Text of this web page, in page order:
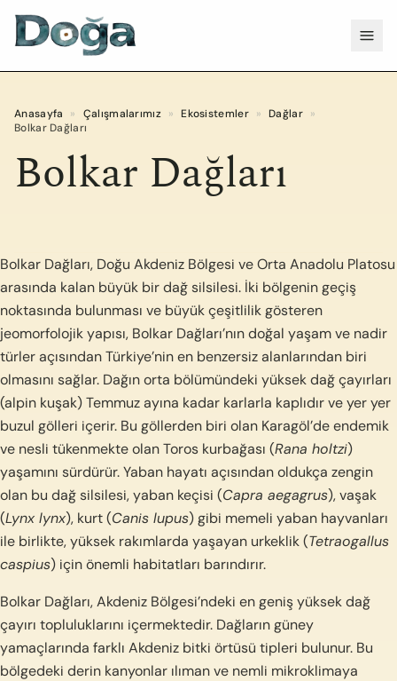
Anasayfa » Çalışmalarımız » Ekosistemler » Dağlar »
Bolkar Dağları
Bolkar Dağları
Bolkar Dağları, Doğu Akdeniz Bölgesi ve Orta Anadolu Platosu
arasında kalan büyük bir dağ silsilesi. İki bölgenin geçiş
noktasında bulunması ve büyük çeşitlilik gösteren
jeomorfolojik yapısı, Bolkar Dağları’nın doğal yaşam ve nadir
türler açısından Türkiye’nin en benzersiz alanlarından biri
olmasını sağlar. Dağın orta bölümündeki yüksek dağ çayırları
(alpin kuşak) Temmuz ayına kadar karlarla kaplıdır ve yer yer
buzul gölleri içerir. Bu göllerden biri olan Karagöl’de endemik
ve nesli tükenmekte olan Toros kurbağası (Rana holtzi)
yaşamını sürdürür. Yaban hayatı açısından oldukça zengin
olan bu dağ silsilesi, yaban keçisi (Capra aegagrus), vaşak
(Lynx lynx), kurt (Canis lupus) gibi memeli yaban hayvanları
ile birlikte, yüksek rakımlarda yaşayan urkeklik (Tetraogallus
caspius) için önemli habitatları barındırır.
Bolkar Dağları, Akdeniz Bölgesi’ndeki en geniş yüksek dağ
çayırı topluluklarını içermektedir. Dağların güney
yamaçlarında farklı Akdeniz bitki örtüsü tipleri bulunur. Bu
bölgedeki derin kanyonlar ılıman ve nemli mikroklimaya